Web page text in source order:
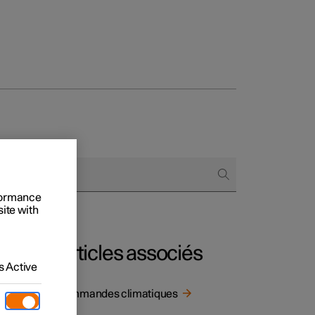
de financement
en nature
Articles associés
Commandes climatiques
with
Active